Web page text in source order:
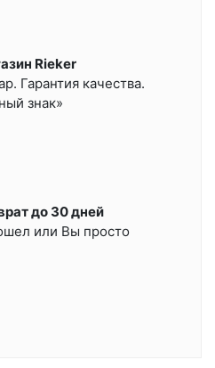
Rieker
Гарантия качества.
знак»
до 30 дней
или Вы просто